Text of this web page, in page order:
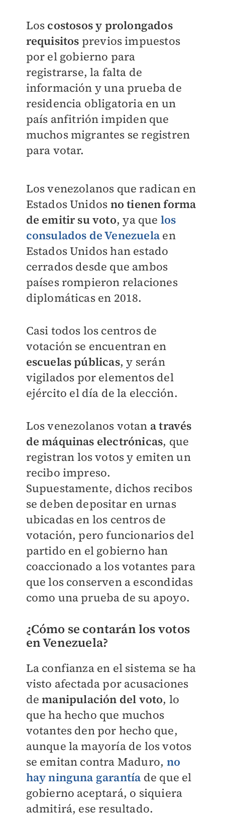
Los costosos y prolongados
requisitos previos impuestos
por el gobierno para
registrarse, la falta de
información y una prueba de
residencia obligatoria en un
país anfitrión impiden que
muchos migrantes se registren
para votar.
Los venezolanos que radican en
Estados Unidos no tienen forma
de emitir su voto, ya que los
consulados de Venezuela en
Estados Unidos han estado
cerrados desde que ambos
países rompieron relaciones
diplomáticas en 2018.
Casi todos los centros de
votación se encuentran en
escuelas públicas, y serán
vigilados por elementos del
ejército el día de la elección.
Los venezolanos votan a través
de máquinas electrónicas, que
registran los votos y emiten un
recibo impreso.
Supuestamente, dichos recibos
se deben depositar en urnas
ubicadas en los centros de
votación, pero funcionarios del
partido en el gobierno han
coaccionado a los votantes para
que los conserven a escondidas
como una prueba de su apoyo.
¿Cómo se contarán los votos
en Venezuela?
La confianza en el sistema se ha
visto afectada por acusaciones
demanipulación del voto, lo
que ha hecho que muchos
votantes den por hecho que,
aunque la mayoría de los votos
se emitan contra Maduro, no
hay ninguna garantía de que el
gobierno aceptará, o siquiera
admitirá, ese resultado.